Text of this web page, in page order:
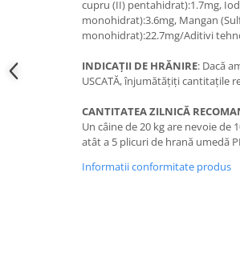
cupru (II) pentahidrat):1.7mg,
monohidrat):3.6mg, Mangan
monohidrat):22.7mg/Aditivi
INDICAȚII DE HRĂNIRE: Dacă
USCATĂ, înjumătăţiţi cantitaţile
CANTITATEA ZILNICĂ
Un câine de 20 kg are nevoie de
atât a 5 plicuri de hrană umedă
Informatii conformitate produs